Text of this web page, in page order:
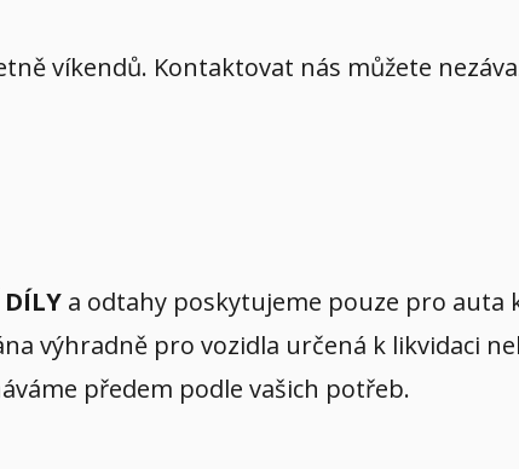
víkendů. Kontaktovat nás můžete
a odtahy poskytujeme pouze pro auta
výhradně pro vozidla určená k likvidaci
předem podle vašich potřeb.